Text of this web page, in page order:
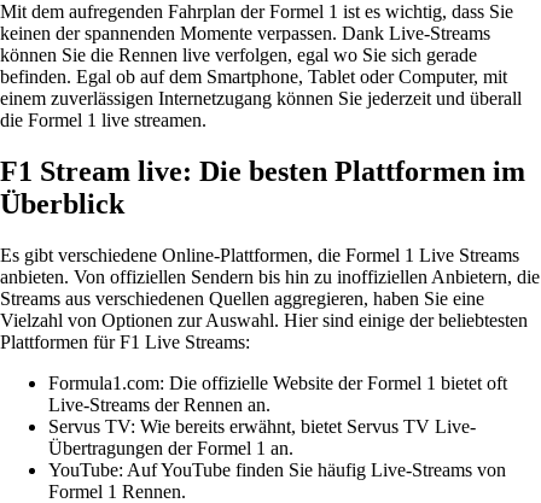
Mit dem aufregenden Fahrplan der Formel 1 ist es wichtig, dass Sie
keinen der spannenden Momente verpassen. Dank Live-Streams
können Sie die Rennen live verfolgen, egal wo Sie sich gerade
befinden. Egal ob auf dem Smartphone, Tablet oder Computer, mit
einem zuverlässigen Internetzugang können Sie jederzeit und überall
die Formel 1 live streamen.
F1 Stream live: Die besten Plattformen im
Überblick
Es gibt verschiedene Online-Plattformen, die Formel 1 Live Streams
anbieten. Von offiziellen Sendern bis hin zu inoffiziellen Anbietern, die
Streams aus verschiedenen Quellen aggregieren, haben Sie eine
Vielzahl von Optionen zur Auswahl. Hier sind einige der beliebtesten
Plattformen für F1 Live Streams:
Formula1.com: Die offizielle Website der Formel 1 bietet oft
Live-Streams der Rennen an.
Servus TV: Wie bereits erwähnt, bietet Servus TV Live-
Übertragungen der Formel 1 an.
YouTube: Auf YouTube finden Sie häufig Live-Streams von
Formel 1 Rennen.